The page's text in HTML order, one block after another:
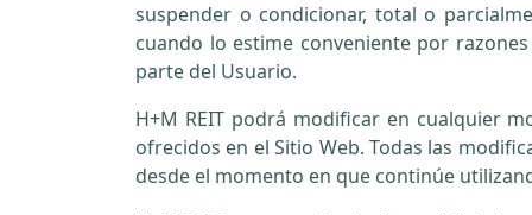
suspender o condicionar, total o
cuando lo estime conveniente por
parte del Usuario.
H+M REIT podrá modificar en cualquier
ofrecidos en el Sitio Web. Todas las
desde el momento en que continúe